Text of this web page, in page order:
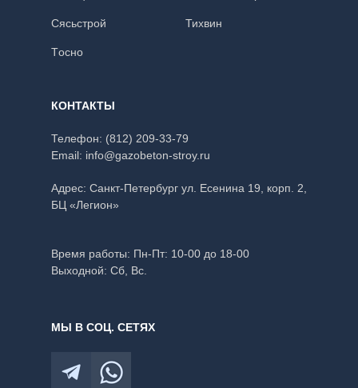
Сясьстрой Тихвин
Тoсно
КОНТАКТЫ
Телефон: (812) 209-33-79
Email: info@gazobeton-stroy.ru
Адрес: Санкт-Петербург ул. Есенина 19, корп. 2,
БЦ «Легион»
Время работы: Пн-Пт: 10-00 до 18-00
Выходной: Сб, Вс.
МЫ В СОЦ. СЕТЯХ